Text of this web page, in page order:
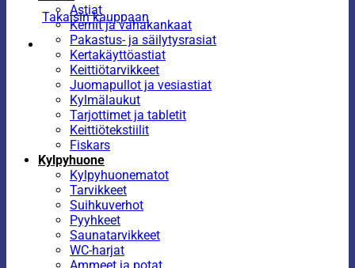
Takaisin kauppaan
Astiat
Kernit ja vahakankaat
Pakastus- ja säilytysrasiat
Kertakäyttöastiat
Keittiötarvikkeet
Juomapullot ja vesiastiat
Kylmälaukut
Tarjottimet ja tabletit
Keittiötekstiilit
Fiskars
Kylpyhuone
Kylpyhuonematot
Tarvikkeet
Suihkuverhot
Pyyhkeet
Saunatarvikkeet
WC-harjat